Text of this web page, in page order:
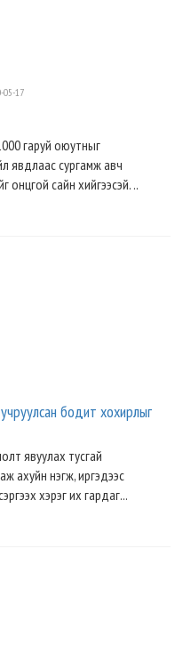
05-17
гаруй оюутныг
явдлаас сургамж авч
онцгой сайн хийгээсэй. ..
бодит хохирлыг
явуулах тусгай
ахуйн нэгж, иргэдээс
хэрэг их гардаг...